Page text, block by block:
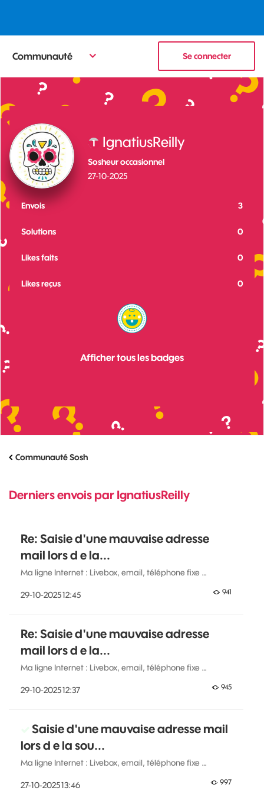
Communauté Se connecter
IgnatiusReilly
Sosheur occasionnel
‎27-10-2025
3
Envois
0
Solutions
0
Likes faits
0
Likes reçus
Afficher tous les badges
Communauté Sosh
Derniers envois par IgnatiusReilly
Re: Saisie d'une mauvaise adresse
mail lors d e la...
Ma ligne Internet : Livebox, email, téléphone fixe …
941
‎29-10-202512:45
Re: Saisie d'une mauvaise adresse
mail lors d e la...
Ma ligne Internet : Livebox, email, téléphone fixe …
945
‎29-10-202512:37
Saisie d'une mauvaise adresse mail
lors d e la sou...
Ma ligne Internet : Livebox, email, téléphone fixe …
997
‎27-10-202513:46